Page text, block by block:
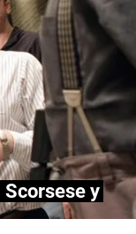
Sites, es una
a Better Collective.
Scorsese y